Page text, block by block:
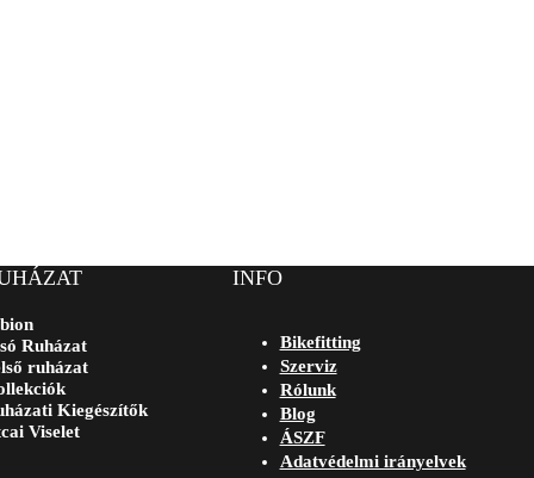
Ruházat
ruházat
Kiegészítők
Viselet
INFO
Bikefitting
Szerviz
Rólunk
Blog
ÁSZF
Adatvédelmi irányelvek